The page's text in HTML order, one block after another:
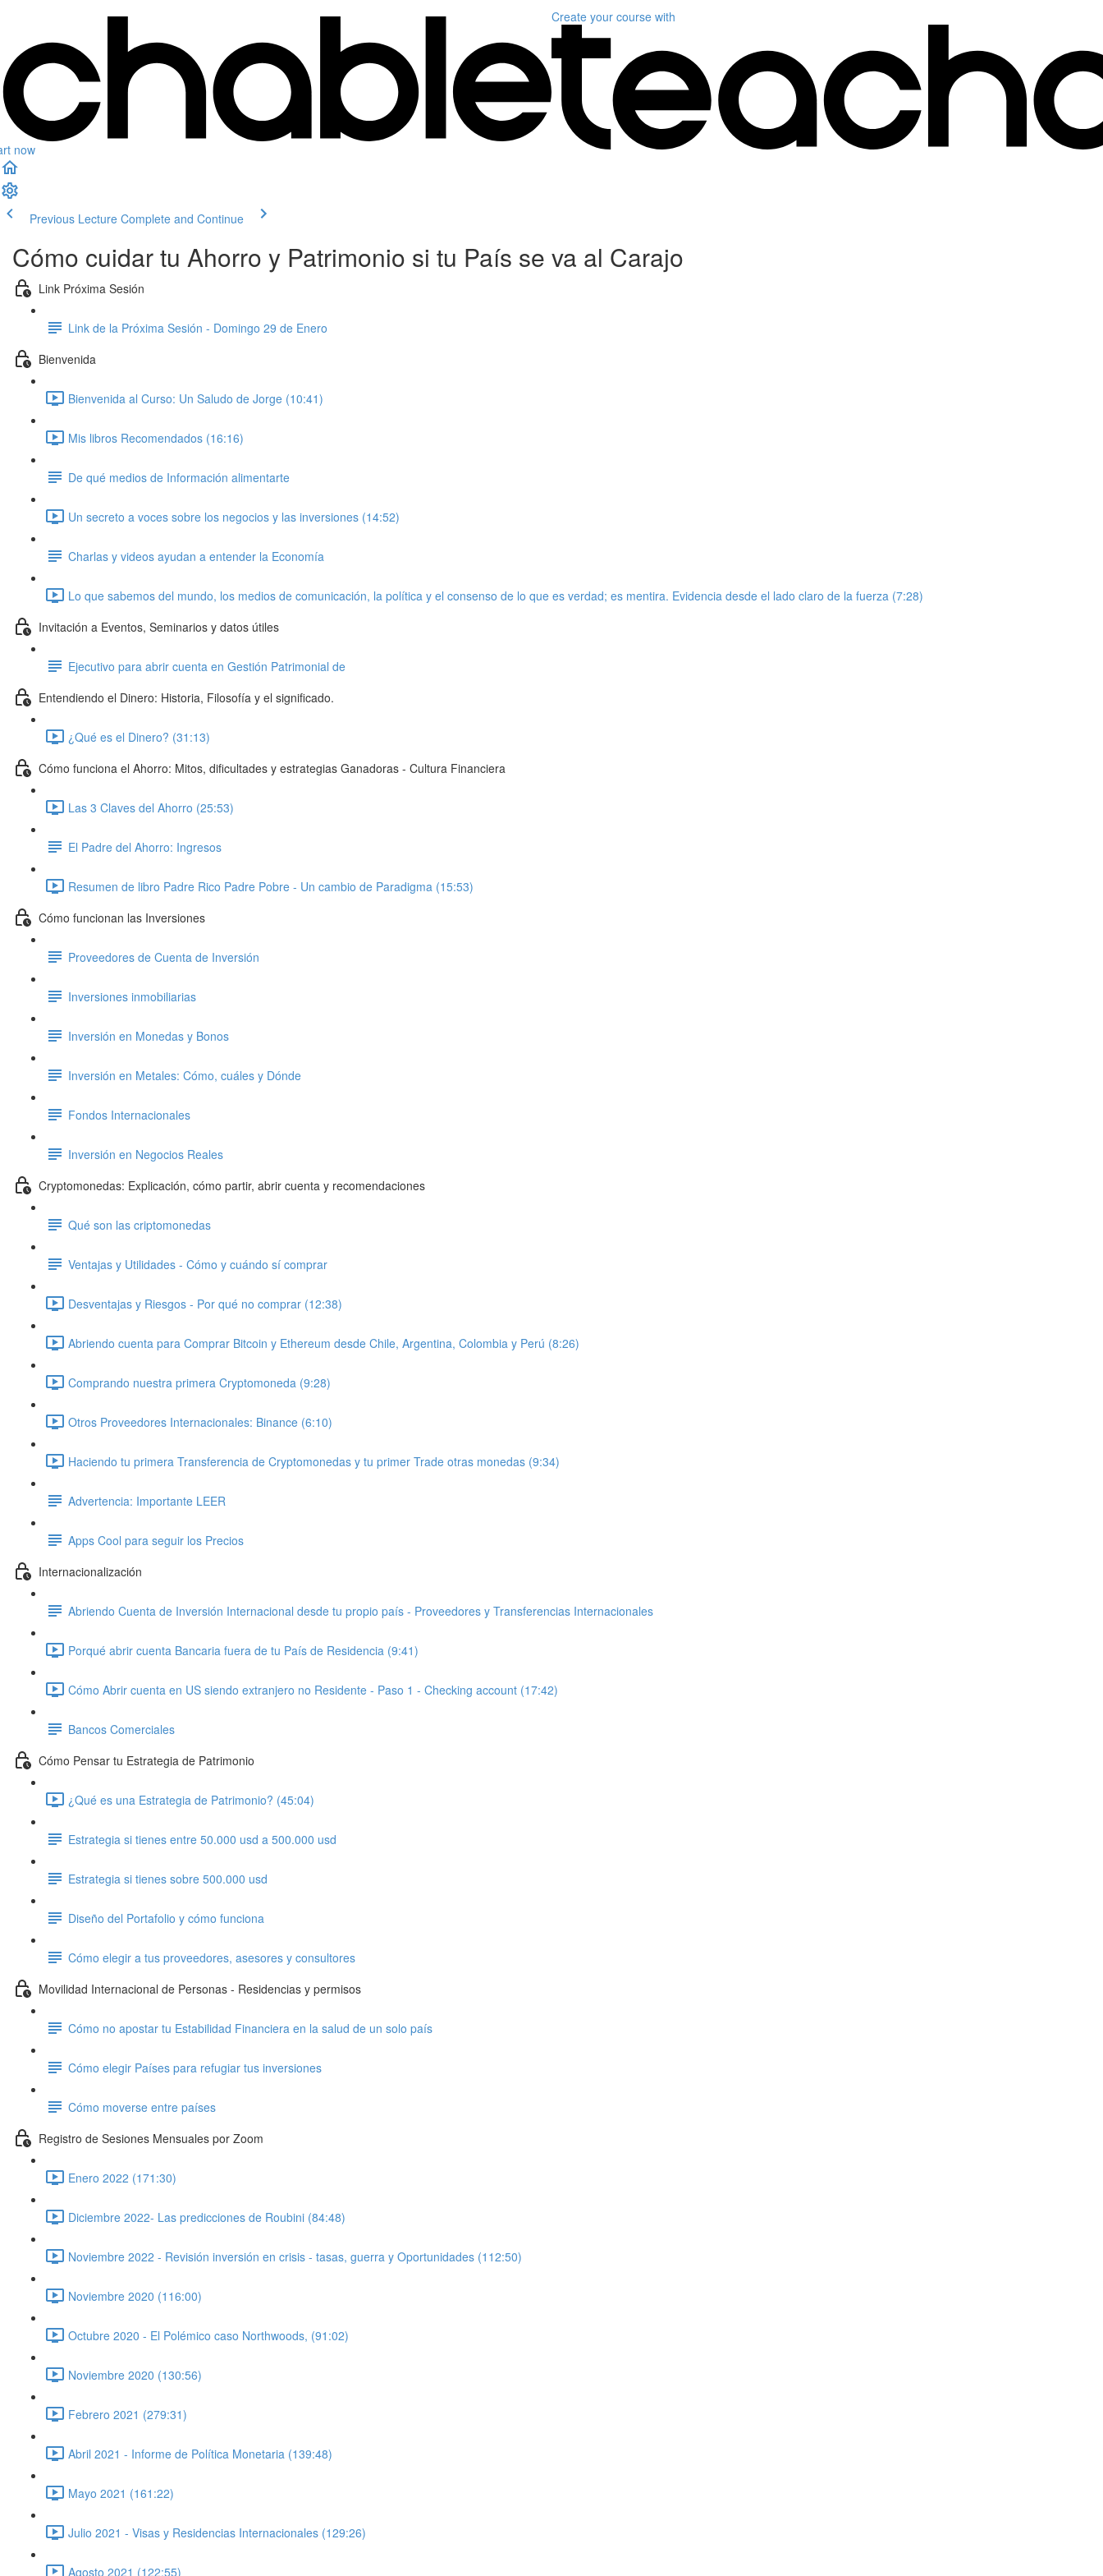
now
Create your course with
Previous Lecture Complete and Continue
Cómo cuidar tu Ahorro y Patrimonio si tu País se va al Carajo
Link Próxima Sesión
Link de la Próxima Sesión - Domingo 29 de Enero
Bienvenida
Bienvenida al Curso: Un Saludo de Jorge (10:41)
Mis libros Recomendados (16:16)
De qué medios de Información alimentarte
Un secreto a voces sobre los negocios y las inversiones (14:52)
Charlas y videos ayudan a entender la Economía
Lo que sabemos del mundo, los medios de comunicación, la política y el consenso de lo que es verdad; es mentira. Evidencia desde el lado claro de la fuerza (7:28)
Invitación a Eventos, Seminarios y datos útiles
Ejecutivo para abrir cuenta en Gestión Patrimonial de
Entendiendo el Dinero: Historia, Filosofía y el significado.
¿Qué es el Dinero? (31:13)
Cómo funciona el Ahorro: Mitos, dificultades y estrategias Ganadoras - Cultura Financiera
Las 3 Claves del Ahorro (25:53)
El Padre del Ahorro: Ingresos
Resumen de libro Padre Rico Padre Pobre - Un cambio de Paradigma (15:53)
Cómo funcionan las Inversiones
Proveedores de Cuenta de Inversión
Inversiones inmobiliarias
Inversión en Monedas y Bonos
Inversión en Metales: Cómo, cuáles y Dónde
Fondos Internacionales
Inversión en Negocios Reales
Cryptomonedas: Explicación, cómo partir, abrir cuenta y recomendaciones
Qué son las criptomonedas
Ventajas y Utilidades - Cómo y cuándo sí comprar
Desventajas y Riesgos - Por qué no comprar (12:38)
Abriendo cuenta para Comprar Bitcoin y Ethereum desde Chile, Argentina, Colombia y Perú (8:26)
Comprando nuestra primera Cryptomoneda (9:28)
Otros Proveedores Internacionales: Binance (6:10)
Haciendo tu primera Transferencia de Cryptomonedas y tu primer Trade otras monedas (9:34)
Advertencia: Importante LEER
Apps Cool para seguir los Precios
Internacionalización
Abriendo Cuenta de Inversión Internacional desde tu propio país - Proveedores y Transferencias Internacionales
Porqué abrir cuenta Bancaria fuera de tu País de Residencia (9:41)
Cómo Abrir cuenta en US siendo extranjero no Residente - Paso 1 - Checking account (17:42)
Bancos Comerciales
Cómo Pensar tu Estrategia de Patrimonio
¿Qué es una Estrategia de Patrimonio? (45:04)
Estrategia si tienes entre 50.000 usd a 500.000 usd
Estrategia si tienes sobre 500.000 usd
Diseño del Portafolio y cómo funciona
Cómo elegir a tus proveedores, asesores y consultores
Movilidad Internacional de Personas - Residencias y permisos
Cómo no apostar tu Estabilidad Financiera en la salud de un solo país
Cómo elegir Países para refugiar tus inversiones
Cómo moverse entre países
Registro de Sesiones Mensuales por Zoom
Enero 2022 (171:30)
Diciembre 2022- Las predicciones de Roubini (84:48)
Noviembre 2022 - Revisión inversión en crisis - tasas, guerra y Oportunidades (112:50)
Noviembre 2020 (116:00)
Octubre 2020 - El Polémico caso Northwoods, (91:02)
Noviembre 2020 (130:56)
Febrero 2021 (279:31)
Abril 2021 - Informe de Política Monetaria (139:48)
Mayo 2021 (161:22)
Julio 2021 - Visas y Residencias Internacionales (129:26)
Agosto 2021 (122:55)